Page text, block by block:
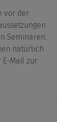
vor der
Seminaren.
natürlich
Mail zur